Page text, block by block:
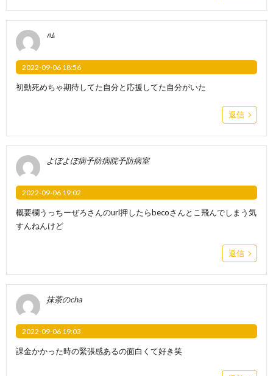
ﾊﾑ
2022-09-06 18:56
初動死めちゃ期待してた自分と応援してた自分がいた
返信
よぼよぼ病予防病院予防病室
2022-09-06 19:02
概要欄うっちーぜろさんのurl押したらbecoさんとこ飛んでしまう気
すんねんけど
返信
抹茶のcha
2022-09-06 19:03
課金かかった時の緊張感あるの面白くて好き笑